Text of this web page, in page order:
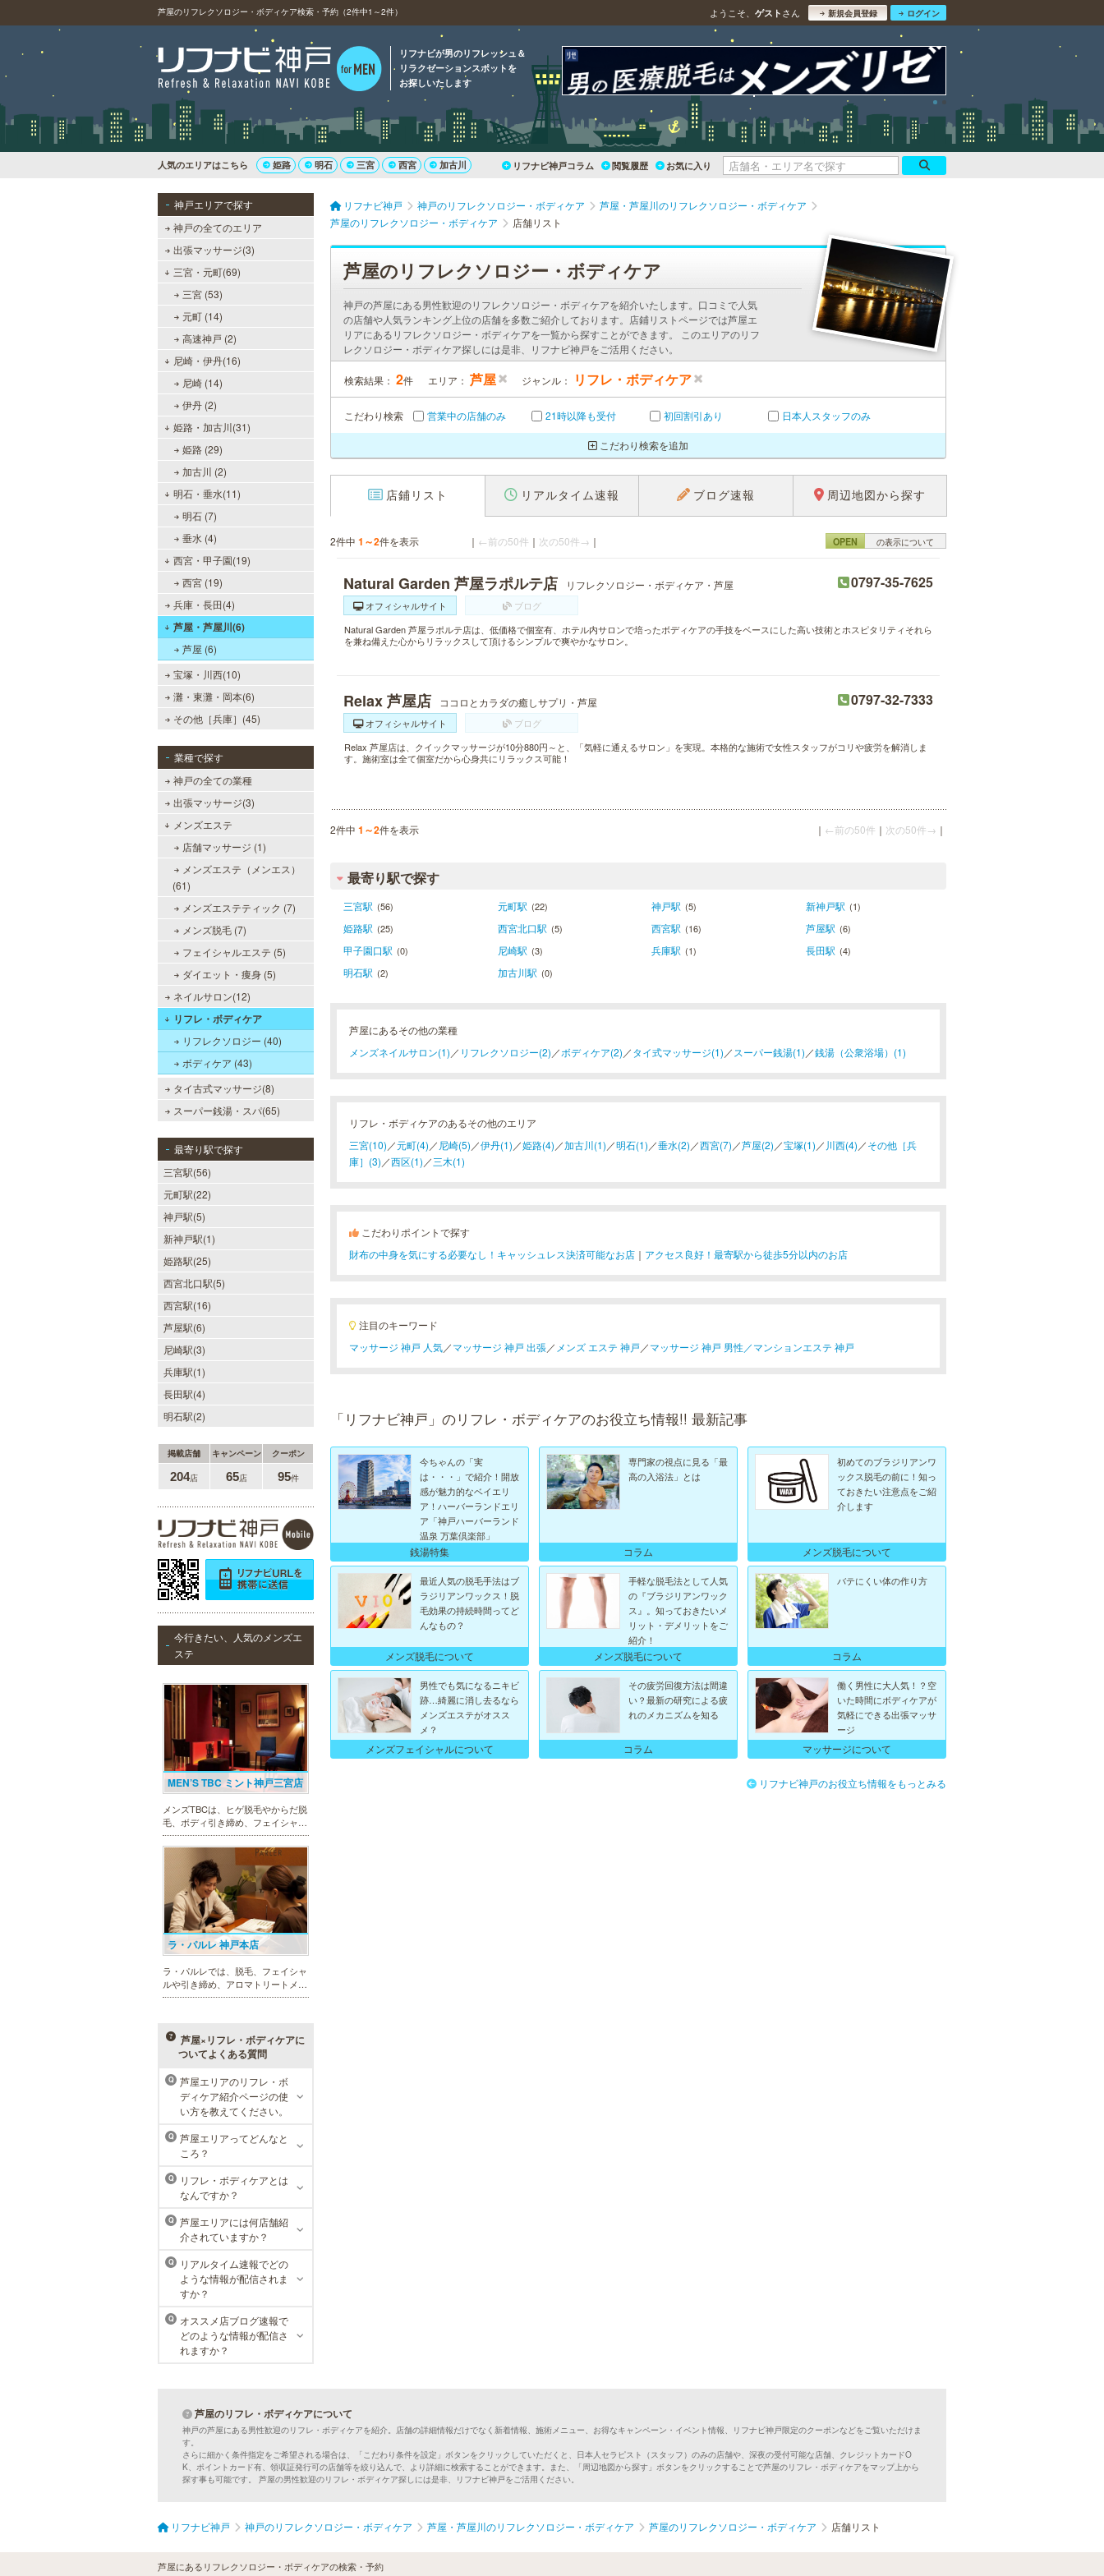
芦屋のリフレクソロジー・ボディケア検索・予約（2件中1～2件） ようこそ、 ゲスト さん 新規会員登録 ログイン
リフナビが男のリフレッシュ＆
リラクゼーションスポットを
お探しいたします
人気のエリアはこちら 姫路 明石 三宮 西宮 加古川 リフナビ神戸コラム 閲覧履歴 お気に入り
神戸エリアで探す
神戸の全てのエリア
出張マッサージ(3)
三宮・元町(69)
三宮 (53)
元町 (14)
高速神戸 (2)
尼崎・伊丹(16)
尼崎 (14)
伊丹 (2)
姫路・加古川(31)
姫路 (29)
加古川 (2)
明石・垂水(11)
明石 (7)
垂水 (4)
西宮・甲子園(19)
西宮 (19)
兵庫・長田(4)
芦屋・芦屋川(6)
芦屋 (6)
宝塚・川西(10)
灘・東灘・岡本(6)
その他［兵庫］(45)
業種で探す
神戸の全ての業種
出張マッサージ(3)
メンズエステ
店舗マッサージ (1)
メンズエステ（メンエス）
(61)
メンズエステティック (7)
メンズ脱毛 (7)
フェイシャルエステ (5)
ダイエット・痩身 (5)
ネイルサロン(12)
リフレ・ボディケア
リフレクソロジー (40)
ボディケア (43)
タイ古式マッサージ(8)
スーパー銭湯・スパ(65)
最寄り駅で探す
三宮駅(56)
元町駅(22)
神戸駅(5)
新神戸駅(1)
姫路駅(25)
西宮北口駅(5)
西宮駅(16)
芦屋駅(6)
尼崎駅(3)
兵庫駅(1)
長田駅(4)
明石駅(2)
掲載店舗 キャンペーン クーポン
204店 65店 95件
今行きたい、人気のメンズエ
ステ
MEN’S TBC ミント神戸三宮店
メンズTBCは、ヒゲ脱毛やからだ脱
毛、ボディ引き締め、フェイシャル
等、清潔感を保ちたい方や、お手入
れを楽に済ませたい方を全力でサポ
ート致します。各種体験コースもご
用意し、お待ちしております。
ラ・パルレ 神戸本店
ラ・パルレでは、脱毛、フェイシャ
ルや引き締め、アロマトリートメン
ト、本格的なダイエットコース等、
回限定体験コースも多数取り揃えて
おります。
メンズリゼクリニック 神戸三
宮院
メンズリゼクリニックの永久脱毛が
全国で受けられます。多くの男性患
者様にご支持頂き、新宿1院から始
まったメンズリゼクリニックが、現
在では提携院含め全国10院を展開す
るクリニックになりました。
芦屋×リフレ・ボディケアに
ついてよくある質問
Q
芦屋エリアのリフレ・ボ
ディケア紹介ページの使
い方を教えてください。
Q
芦屋エリアってどんなと
ころ？
Q
リフレ・ボディケアとは
なんですか？
Q
芦屋エリアには何店舗紹
介されていますか？
Q
リアルタイム速報でどの
ような情報が配信されま
すか？
Q
オススメ店ブログ速報で
どのような情報が配信さ
れますか？
リフナビ神戸 神戸のリフレクソロジー・ボディケア
芦屋・芦屋川のリフレクソロジー・ボディケア
芦屋のリフレクソロジー・ボディケア
店舗リスト
芦屋のリフレクソロジー・ボディケア
神戸の芦屋にある男性歓迎のリフレクソロジー・ボディケアを紹介いたします。口コミで人気
の店舗や人気ランキング上位の店舗を多数ご紹介しております。店鋪リストページでは芦屋エ
リアにあるリフレクソロジー・ボディケアを一覧から探すことができます。 このエリアのリフ
レクソロジー・ボディケア探しには是非、リフナビ神戸をご活用ください。
検索結果： 2件 エリア： 芦屋 ジャンル： リフレ・ボディケア
こだわり検索 営業中の店舗のみ 21時以降も受付 初回割引あり 日本人スタッフのみ
こだわり検索を追加
店鋪リスト リアルタイム速報 ブログ速報 周辺地図から探す
2件中 1～2件を表示 ｜ ←前の50件 ｜ 次の50件→ ｜ OPEN の表示について
Natural Garden 芦屋ラポルテ店 リフレクソロジー・ボディケア・芦屋 0797-35-7625
オフィシャルサイト
ブログ
Natural Garden 芦屋ラポルテ店は、低価格で個室有、ホテル内サロンで培ったボディケアの手技をベースにした高い技術とホスピタリティそれら
を兼ね備えた心からリラックスして頂けるシンプルで爽やかなサロン。
Relax 芦屋店 ココロとカラダの癒しサプリ・芦屋 0797-32-7333
オフィシャルサイト
ブログ
Relax 芦屋店は、クイックマッサージが10分880円～と、「気軽に通えるサロン」を実現。本格的な施術で女性スタッフがコリや疲労を解消しま
す。施術室は全て個室だから心身共にリラックス可能！
2件中 1～2件を表示 ｜ ←前の50件 ｜ 次の50件→ ｜
最寄り駅で探す
三宮駅 (56) 元町駅 (22) 神戸駅 (5) 新神戸駅 (1)
姫路駅 (25) 西宮北口駅 (5) 西宮駅 (16) 芦屋駅 (6)
甲子園口駅 (0) 尼崎駅 (3) 兵庫駅 (1) 長田駅 (4)
明石駅 (2) 加古川駅 (0)
芦屋にあるその他の業種
メンズネイルサロン(1) ／ リフレクソロジー(2) ／ボディケア(2) ／タイ式マッサージ(1) ／ スーパー銭湯(1) ／銭湯（公衆浴場）(1)
リフレ・ボディケアのあるその他のエリア
三宮(10) ／元町(4) ／ 尼崎(5) ／伊丹(1) ／姫路(4) ／加古川(1) ／明石(1) ／垂水(2) ／西宮(7) ／芦屋(2) ／宝塚(1) ／ 川西(4) ／その他［兵
庫］(3) ／西区(1) ／三木(1)
こだわりポイントで探す
財布の中身を気にする必要なし！キャッシュレス決済可能なお店 ｜ アクセス良好！最寄駅から徒歩5分以内のお店
注目のキーワード
マッサージ 神戸 人気／マッサージ 神戸 出張／ メンズ エステ 神戸／マッサージ 神戸 男性／マンションエステ 神戸
「リフナビ神戸」のリフレ・ボディケアのお役立ち情報!! 最新記事
今ちゃんの「実
は・・・」で紹介！開放
感が魅力的なベイエリ
ア！ハーバーランドエリ
ア「神戸ハーバーランド
温泉 万葉倶楽部」
銭湯特集
専門家の視点に見る「最
高の入浴法」とは
コラム
初めてのブラジリアンワ
ックス脱毛の前に！知っ
ておきたい注意点をご紹
介します
メンズ脱毛について
最近人気の脱毛手法はブ
ラジリアンワックス！脱
毛効果の持続時間ってど
んなもの？
メンズ脱毛について
手軽な脱毛法として人気
の『ブラジリアンワック
ス』。知っておきたいメ
リット・デメリットをご
紹介！
メンズ脱毛について
バテにくい体の作り方
コラム
男性でも気になるニキビ
跡…綺麗に消し去るなら
メンズエステがオスス
メ？
メンズフェイシャルについて
その疲労回復方法は間違
い？最新の研究による疲
れのメカニズムを知る
コラム
働く男性に大人気！？空
いた時間にボディケアが
気軽にできる出張マッサ
ージ
マッサージについて
リフナビ神戸のお役立ち情報をもっとみる
芦屋のリフレ・ボディケアについて
神戸の芦屋にある男性歓迎のリフレ・ボディケアを紹介。店舗の詳細情報だけでなく新着情報、施術メニュー、お得なキャンペーン・イベント情報、リフナビ神戸限定のクーポンなどをご覧いただけま
す。
さらに細かく条件指定をご希望される場合は、「こだわり条件を設定」ボタンをクリックしていただくと、日本人セラピスト（スタッフ）のみの店舗や、深夜の受付可能な店舗、クレジットカードO
K、ポイントカード有、領収証発行可の店舗等を絞り込んで、より詳細に検索することができます。また、「周辺地図から探す」ボタンをクリックすることで芦屋のリフレ・ボディケアをマップ上から
探す事も可能です。 芦屋の男性歓迎のリフレ・ボディケア探しには是非、リフナビ神戸をご活用ください。
リフナビ神戸 神戸のリフレクソロジー・ボディケア 芦屋・芦屋川のリフレクソロジー・ボディケア 芦屋のリフレクソロジー・ボディケア 店舗リスト
芦屋にあるリフレクソロジー・ボディケアの検索・予約